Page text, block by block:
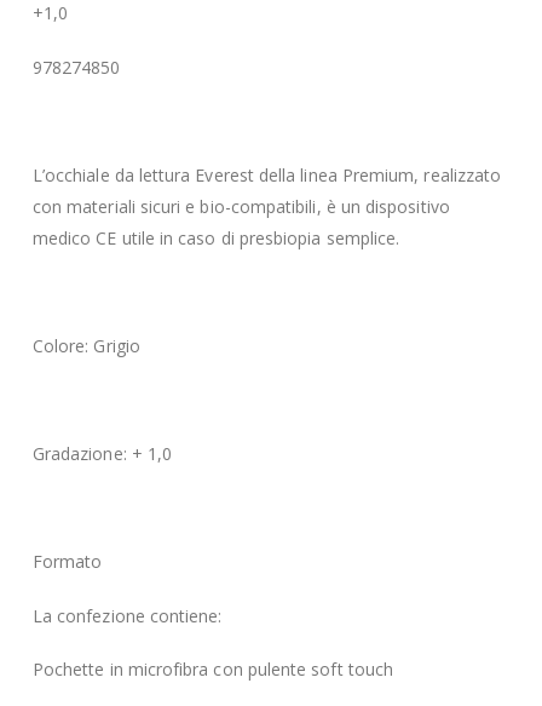
+1,0
978274850
L’occhiale da lettura Everest della linea Premium, realizzato
con materiali sicuri e bio-compatibili, è un dispositivo
medico CE utile in caso di presbiopia semplice.
Colore: Grigio
Gradazione: + 1,0
Formato
La confezione contiene:
Pochette in microfibra con pulente soft touch